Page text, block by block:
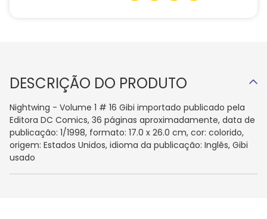
DESCRIÇÃO DO PRODUTO
Nightwing - Volume 1 # 16 Gibi importado publicado pela
Editora DC Comics, 36 páginas aproximadamente, data de
publicação: 1/1998, formato: 17.0 x 26.0 cm, cor: colorido,
origem: Estados Unidos, idioma da publicação: Inglês, Gibi
usado